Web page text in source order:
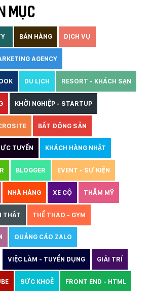
MỤC
BÁN HÀNG DỊCH VỤ
AGENCY
DU LỊCH RESORT - KHÁCH SẠN
KHỞI NGHIỆP - STARTUP
BẤT ĐỘNG SẢN
TUYẾN KHÁCH HÀNG NHẬT
BLOGGER EVENT - SỰ KIỆN
NHÀ HÀNG XE CỘ THẪM MỸ
THẤT THỂ THAO - GYM
QUẢNG CÁO ZALO
VIỆC LÀM - TUYỂN DỤNG GIẢI TRÍ
SỨC KHOẺ FRONT END - HTML